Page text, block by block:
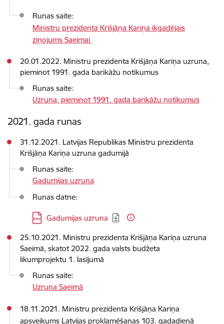
Runas saite:
Ministru prezidenta Krišjāņa Kariņa ikgadējais
ziņojums Saeimai
20.01.2022. Ministru prezidenta Krišjāņa Kariņa uzruna,
pieminot 1991. gada barikāžu notikumus
Runas saite:
Uzruna, pieminot 1991. gada barikāžu notikumus
2021. gada runas
31.12.2021. Latvijas Republikas Ministru prezidenta
Krišjāņa Kariņa uzruna gadumijā
Runas saite:
Gadumijas uzruna
Runas datne:
Lejupielādēt:
Gadumijas uzruna
25.10.2021. Ministru prezidenta Krišjāņa Kariņa uzruna
Saeimā, skatot 2022. gada valsts budžeta
likumprojektu 1. lasījumā
Runas saite:
Uzruna Saeimā
18.11.2021. Ministru prezidenta Krišjāņa Kariņa
apsveikums Latvijas proklamēšanas 103. gadadienā